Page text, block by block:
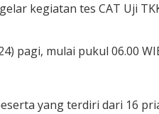
kegiatan tes CAT Uji
pagi, mulai pukul 06.00
yang terdiri dari 16